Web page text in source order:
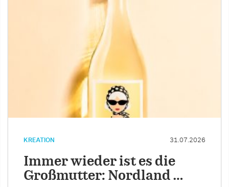
KREATION 31.07.2026
Immer wieder ist es die
Großmutter: Nordland …